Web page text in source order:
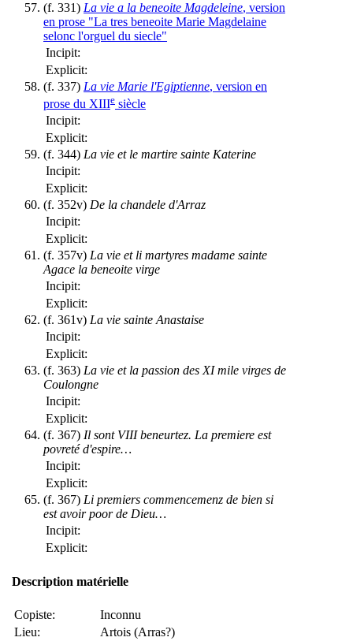
(f. 331) La vie a la beneoite Magdeleine, version
en prose "La tres beneoite Marie Magdelaine
selonc l'orguel du siecle"
Incipit:
Explicit:
(f. 337) La vie Marie l'Egiptienne, version en
prose du XIIIe siècle
Incipit:
Explicit:
(f. 344) La vie et le martire sainte Katerine
Incipit:
Explicit:
(f. 352v) De la chandele d'Arraz
Incipit:
Explicit:
(f. 357v) La vie et li martyres madame sainte
Agace la beneoite virge
Incipit:
Explicit:
(f. 361v) La vie sainte Anastaise
Incipit:
Explicit:
(f. 363) La vie et la passion des XI mile virges de
Coulongne
Incipit:
Explicit:
(f. 367) Il sont VIII beneurtez. La premiere est
povreté d'espire…
Incipit:
Explicit:
(f. 367) Li premiers commencemenz de bien si
est avoir poor de Dieu…
Incipit:
Explicit:
Description matérielle
Copiste:
Inconnu
Lieu:
Artois (Arras?)